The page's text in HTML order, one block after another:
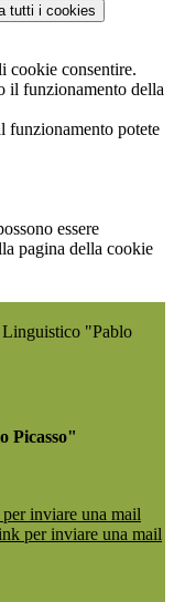
tutti i cookies
cookie consentire.
il funzionamento della
funzionamento potete
essere
pagina della cookie
"Pablo
Picasso"
inviare una mail
per inviare una mail